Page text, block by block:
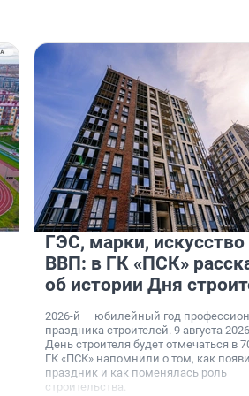
ГЭС, марки, искусство
ВВП: в ГК «ПСК»
об истории Дня
2026-й — юбилейный год
праздника строителей. 9 августа
День строителя будет отмечаться в
ГК «ПСК» напомнили о том, как
праздник и как поменялась роль
строительства.